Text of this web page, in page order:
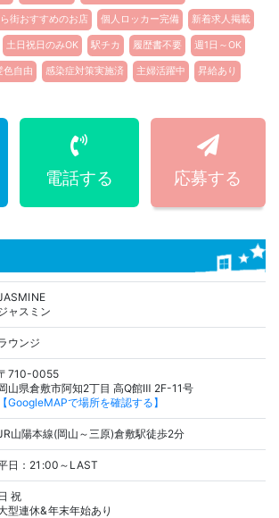
街おすすめのお店 個人ロッカー完備 新着求人掲載
土日祝日のみOK 駅チカ 履歴書不要 週1日～OK
色自由 感染症対策実施済 主婦活躍中 昇給あり
電話する 応募する
ャスミン
ウンジ
710-0055
山県倉敷市阿知2丁目 高Q館Ⅲ 2F-11号
【GoogleMAPで場所を確認する】
山陽本線(岡山～三原)倉敷駅徒歩2分
日：21:00～LAST
日 祝
型連休&年末年始あり